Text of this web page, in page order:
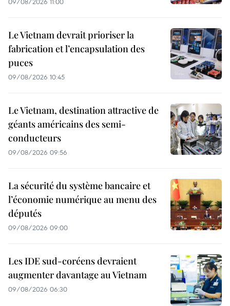
Le Vietnam devrait prioriser la
fabrication et l’encapsulation des
puces
09/08/2026 10:45
Le Vietnam, destination attractive de
géants américains des semi-
conducteurs
09/08/2026 09:56
La sécurité du système bancaire et
l’économie numérique au menu des
députés
09/08/2026 09:00
Les IDE sud-coréens devraient
augmenter davantage au Vietnam
09/08/2026 06:30